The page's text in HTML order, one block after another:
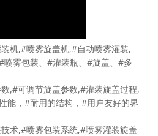
机,#喷雾旋盖机,#自动喷雾灌装,
雾包装、#灌装瓶、#旋盖、#多
,#可调节旋盖参数,#灌装旋盖过程,
能，#耐用的结构，#用户友好的界
术,#喷雾包装系统,#喷雾灌装旋盖